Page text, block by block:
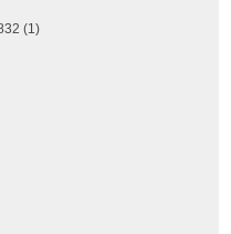
(1)